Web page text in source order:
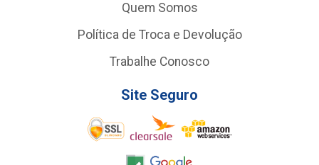
Quem Somos
Política de Troca e Devolução
Trabalhe Conosco
Site Seguro